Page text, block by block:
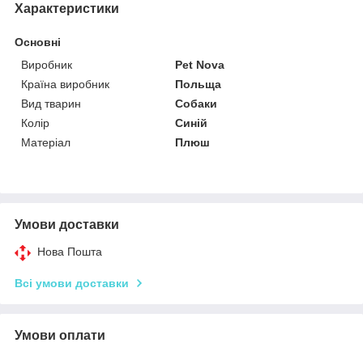
Характеристики
Основні
Виробник
Pet Nova
Країна виробник
Польща
Вид тварин
Собаки
Колір
Синій
Матеріал
Плюш
Умови доставки
Нова Пошта
Всі умови доставки
Умови оплати